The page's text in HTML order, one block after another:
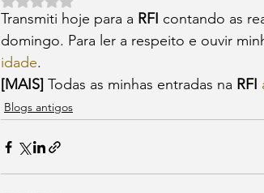
Transmiti hoje para a RFI contando as
domingo. Para ler a respeito e ouvir
idade.
[MAIS] Todas as minhas entradas na RFI
Blogs antigos